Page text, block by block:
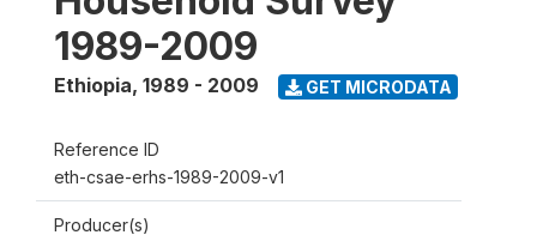
1989-2009
Ethiopia, 1989 - 2009 GET MICRODATA
Reference ID
eth-csae-erhs-1989-2009-v1
Producer(s)